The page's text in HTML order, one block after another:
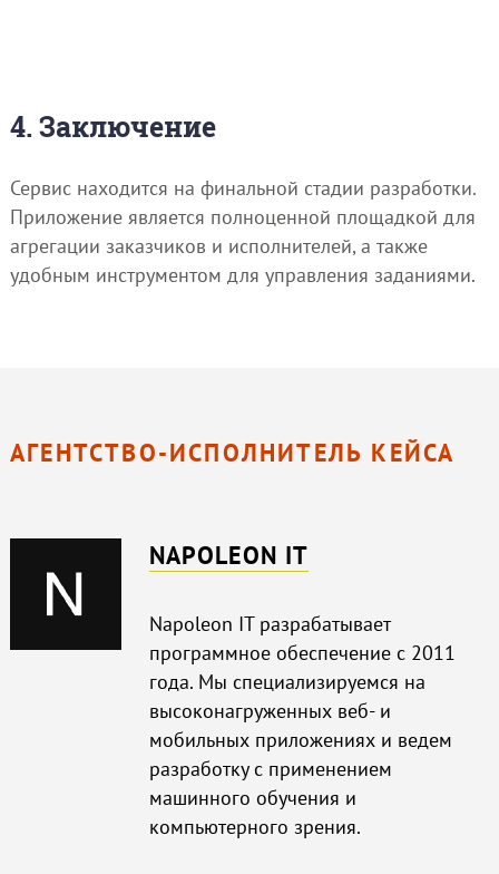
4. Заключение
Сервис находится на финальной стадии разработки.
Приложение является полноценной площадкой для
агрегации заказчиков и исполнителей, а также
удобным инструментом для управления заданиями.
АГЕНТСТВО-ИСПОЛНИТЕЛЬ КЕЙСА
NAPOLEON IT
Napoleon IT разрабатывает
программное обеспечение с 2011
года. Мы специализируемся на
высоконагруженных веб- и
мобильных приложениях и ведем
разработку с применением
машинного обучения и
компьютерного зрения.